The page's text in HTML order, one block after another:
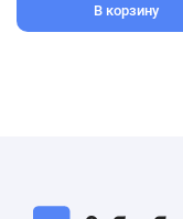
В корзину